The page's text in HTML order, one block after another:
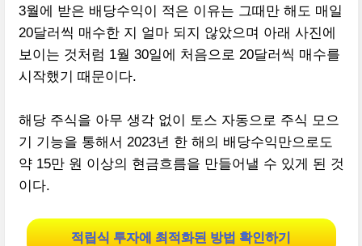
3월에 받은 배당수익이 적은 이유는 그때만 해도 매일
20달러씩 매수한 지 얼마 되지 않았으며 아래 사진에
보이는 것처럼 1월 30일에 처음으로 20달러씩 매수를
시작했기 때문이다.
해당 주식을 아무 생각 없이 토스 자동으로 주식 모으
기 기능을 통해서 2023년 한 해의 배당수익만으로도
약 15만 원 이상의 현금흐름을 만들어낼 수 있게 된 것
이다.
적립식 투자에 최적화된 방법 확인하기